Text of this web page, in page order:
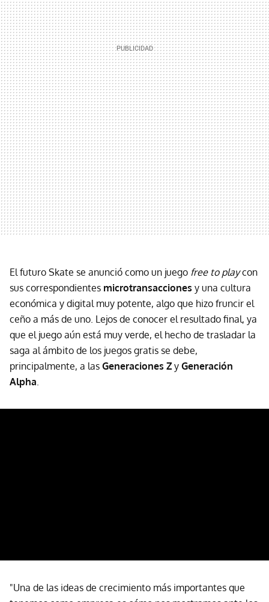
El futuro Skate se anunció como un juego free to playcon
sus correspondientes microtransacciones y una cultura
económica y digital muy potente, algo que hizo fruncir el
ceño a más de uno. Lejos de conocer el resultado final, ya
que el juego aún está muy verde, el hecho de trasladar la
saga al ámbito de los juegos gratis se debe,
principalmente, a las Generaciones Z y Generación
Alpha
"Una de las ideas de crecimiento más importantes que